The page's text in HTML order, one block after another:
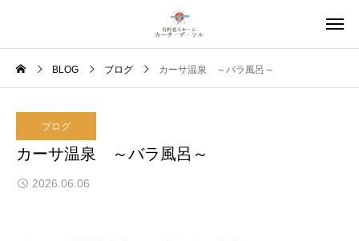
BLOG ブログ カーサ温泉 ～バラ風呂～
ブログ
カーサ温泉 ～バラ風呂～
2026.06.06